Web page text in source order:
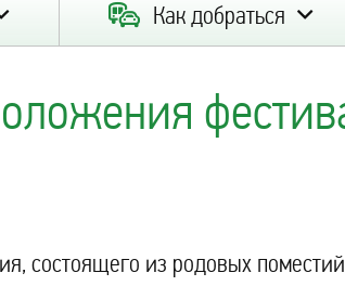
Как добраться
состоящего из родовых